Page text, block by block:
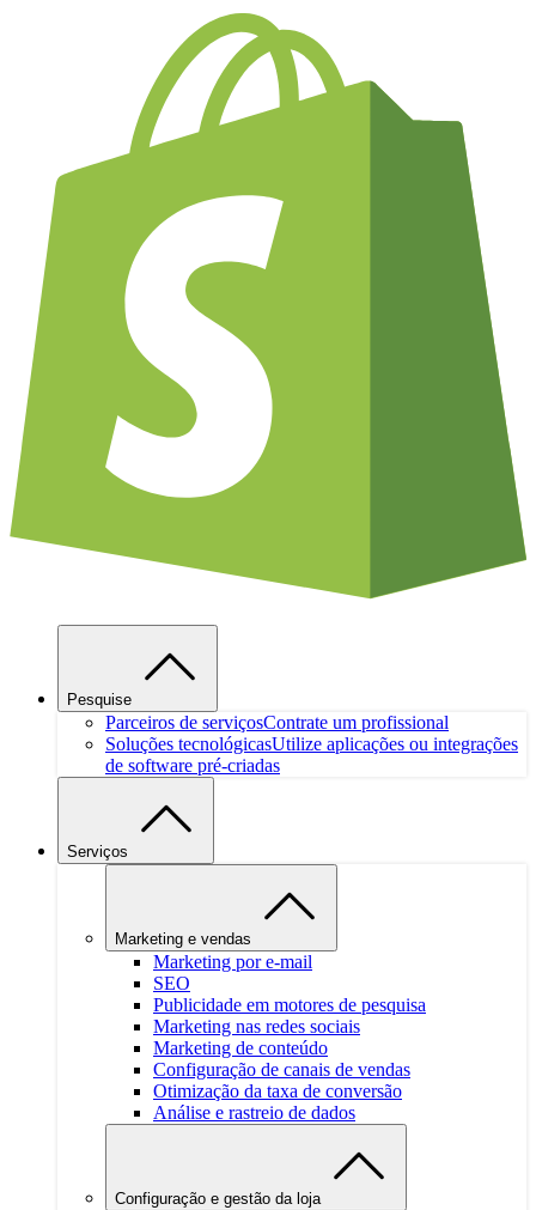
Pesquise
Parceiros de serviçosContrate um profissional
Soluções tecnológicasUtilize aplicações ou integrações
de software pré-criadas
Serviços
Marketing e vendas
Marketing por e-mail
SEO
Publicidade em motores de pesquisa
Marketing nas redes sociais
Marketing de conteúdo
Configuração de canais de vendas
Otimização da taxa de conversão
Análise e rastreio de dados
Configuração e gestão da loja